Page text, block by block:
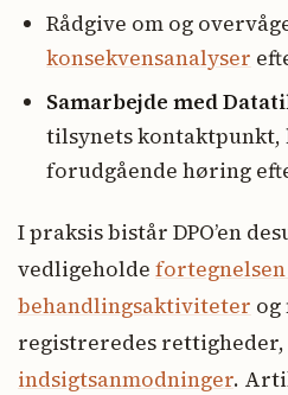
Rådgive om og
konsekvensanalyser
Samarbejde med
tilsynets kontaktpunkt,
forudgående høring
I praksis bistår DPO’en
vedligeholde
behandlingsaktiviteter og
registreredes
indsigtsanmodninger.